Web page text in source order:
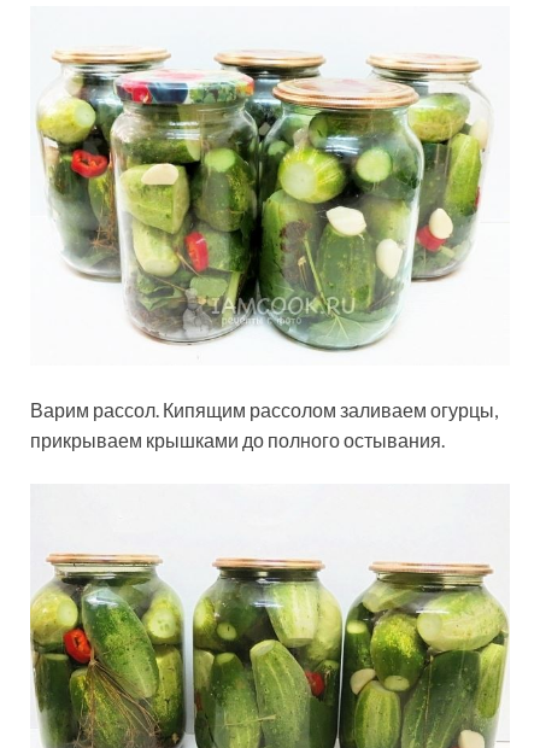
Варим рассол. Кипящим рассолом заливаем огурцы,
прикрываем крышками до полного остывания.